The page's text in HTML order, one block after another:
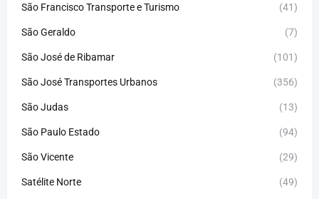
São Francisco Transporte e Turismo (41)
São Geraldo (7)
São José de Ribamar (101)
São José Transportes Urbanos (356)
São Judas (13)
São Paulo Estado (94)
São Vicente (29)
Satélite Norte (49)